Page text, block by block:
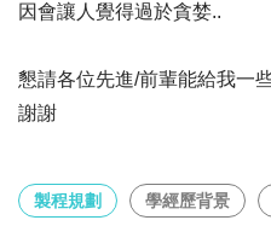
因會讓人覺得過於貪婪..
懇請各位先進/前輩能給我一
謝謝
製程規劃 學經歷背景